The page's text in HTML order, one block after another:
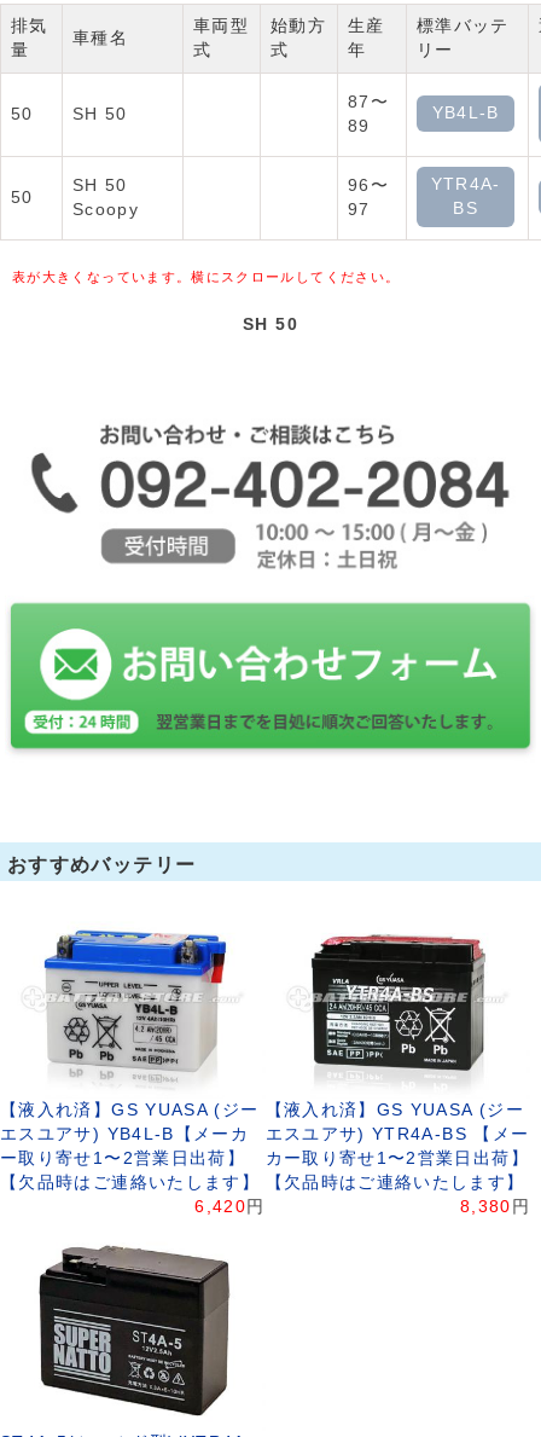
排気
量
車種名
車両型
式
始動方
式
生産
年
標準バッテ
リー
50 SH 50
87〜
89
YB4L-B
50
SH 50
Scoopy
96〜
97
YTR4A-
BS
表が大きくなっています。横にスクロールしてください。
SH 50
おすすめバッテリー
【液入れ済】GS YUASA (ジー
エスユアサ) YB4L-B【メーカ
ー取り寄せ1〜2営業日出荷】
【欠品時はご連絡いたします】
6,420 円
【液入れ済】GS YUASA (ジー
エスユアサ) YTR4A-BS 【メー
カー取り寄せ1〜2営業日出荷】
【欠品時はご連絡いたします】
8,380 円